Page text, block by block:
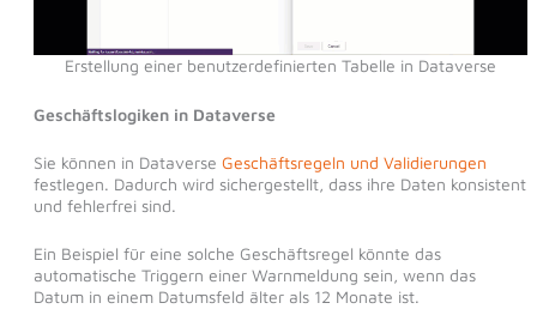
Erstellung einer benutzerdefinierten Tabelle in Dataverse
Geschäftslogiken in Dataverse
Sie können in Dataverse Geschäftsregeln und Validierungen
festlegen. Dadurch wird sichergestellt, dass ihre Daten konsistent
und fehlerfrei sind.
Ein Beispiel für eine solche Geschäftsregel könnte das
automatische Triggern einer Warnmeldung sein, wenn das
Datum in einem Datumsfeld älter als 12 Monate ist.